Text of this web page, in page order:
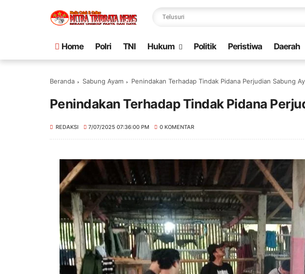
Home Polri TNI Hukum Politik Peristiwa Daerah
Beranda Sabung Ayam Penindakan Terhadap Tindak Pidana Perjudian Sabung
Penindakan Terhadap Tindak Pidana
REDAKSI 7/07/2025 07:36:00 PM 0 KOMENTAR